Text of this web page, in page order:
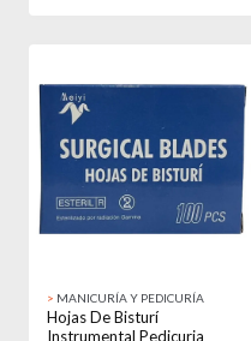
> MANICURÍA Y PEDICURÍA
Hojas De Bisturí
Instrumental Pedicuria